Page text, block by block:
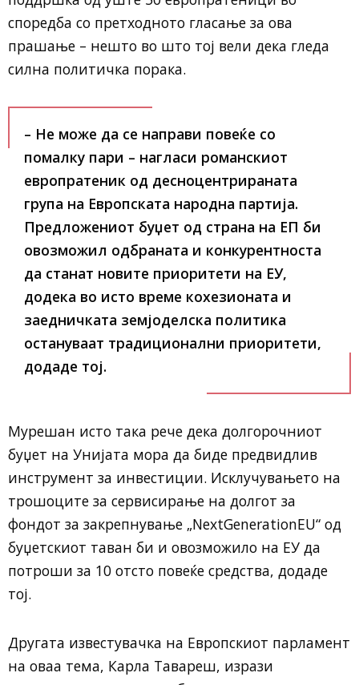
споредба со претходното гласање за ова
прашање – нешто во што тој вели дека гледа
силна политичка порака.
– Не може да се направи повеќе со
помалку пари – нагласи романскиот
европратеник од десноцентрираната
група на Европската народна партија.
Предложениот буџет од страна на ЕП би
овозможил одбраната и конкурентноста
да станат новите приоритети на ЕУ,
додека во исто време кохезионата и
заедничката земјоделска политика
остануваат традиционални приоритети,
додаде тој.
Мурешан исто така рече дека долгорочниот
буџет на Унијата мора да биде предвидлив
инструмент за инвестиции. Исклучувањето на
трошоците за сервисирање на долгот за
фондот за закрепнување „NextGenerationEU“ од
буџетскиот таван би и овозможило на ЕУ да
потроши за 10 отсто повеќе средства, додаде
тој.
Другата известувачка на Европскиот парламент
на оваа тема, Карла Тавареш, изрази